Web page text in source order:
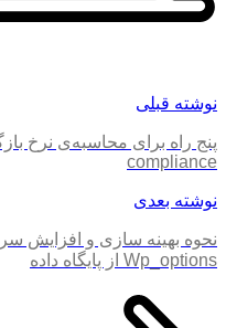
نوشته قبلی
compliance
نوشته بعدی
نحوه بهینه سازی و افزایش
Wp_options از پایگاه داده